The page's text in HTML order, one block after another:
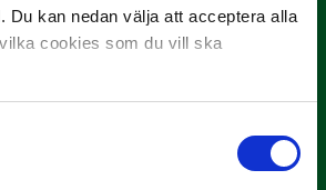
Du kan nedan välja att acceptera alla
cookies som du vill ska
Mål i juni: ”En